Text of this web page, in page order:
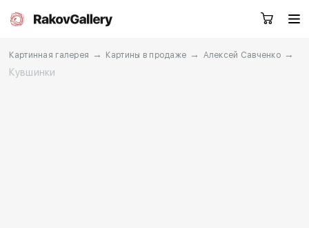
Картинная галерея → Картины в продаже → Алексей Савченко →
Кувшинки